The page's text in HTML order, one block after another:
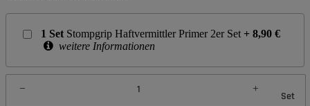
1 Set Stompgrip Haftvermittler Primer 2er Set + 8,90 €
weitere Informationen
Set